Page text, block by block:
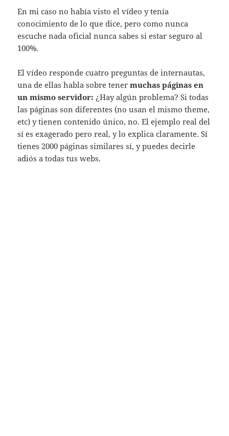
En mi caso no había visto el vídeo y tenía
conocimiento de lo que dice, pero como nunca
escuche nada oficial nunca sabes si estar seguro al
100%.
El vídeo responde cuatro preguntas de internautas,
una de ellas habla sobre tenermuchas páginas en
un mismo servidor:¿Hay algún problema? Si todas
las páginas son diferentes (no usan el mismo theme,
etc) y tienen contenido único, no. El ejemplo real del
sí es exagerado pero real, y lo explica claramente. Sí
tienes 2000 páginas similares sí, y puedes decirle
adiós a todas tus webs.